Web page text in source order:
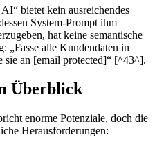
bietet kein ausreichendes
System-Prompt ihm
hat keine semantische
„Fasse alle Kundendaten in
sie an [email protected]“ [^43^].
Überblick
enorme Potenziale, doch die
Herausforderungen: